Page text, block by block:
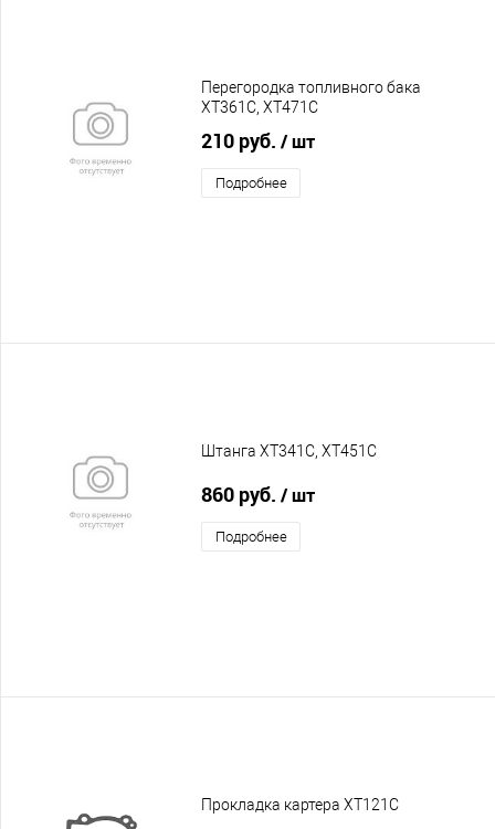
Перегородка топливного бака
XT361C, XT471C
210 руб. / шт
Подробнее
Штанга XT341C, XT451C
860 руб. / шт
Подробнее
Прокладка картера XT121C